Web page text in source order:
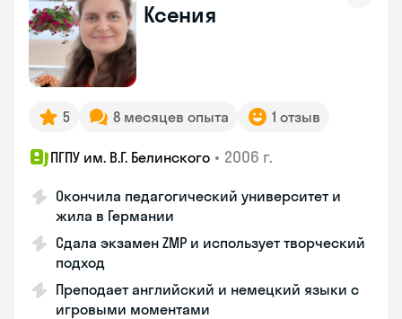
Ксения
5 8 месяцев опыта 1 отзыв
ПГПУ им. В.Г. Белинского • 2006 г.
Окончила педагогический университет и
жила в Германии
Сдала экзамен ZMP и использует творческий
подход
Преподает английский и немецкий языки с
игровыми моментами